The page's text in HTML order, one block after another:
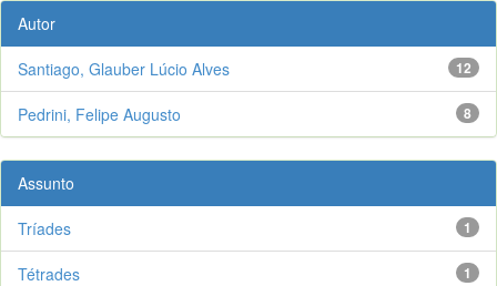
Autor
12
Santiago, Glauber Lúcio Alves
8
Pedrini, Felipe Augusto
Assunto
1
Tríades
1
Tétrades